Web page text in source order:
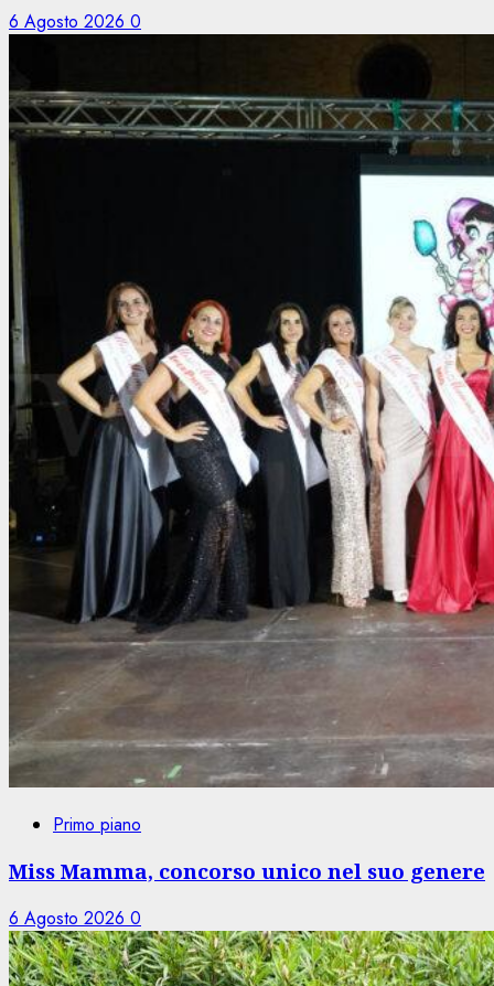
6 Agosto 2026 0
Primo piano
Miss Mamma, concorso unico nel suo genere
6 Agosto 2026 0